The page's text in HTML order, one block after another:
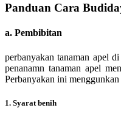
Panduan Cara
a. Pembibitan
perbanyakan tanaman apel
penanamn tanaman apel
Perbanyakan ini
1. Syarat benih